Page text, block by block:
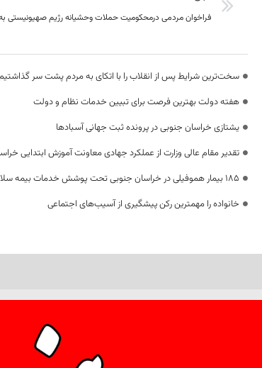
سخت‌ترین شرایط پس از انقلاب را با اتکای به مردم پشت سر
هفته دولت بهترین فرصت برای تبیین خدمات نظام و دولت
یشتازی خراسان جنوبی در پرونده ثبت جهانی آسبادها
تقدیر مقام عالی وزارت از عملکرد جهادی معاونت آموزش ابتدایی خراسان جنوبی/ ۴۶۰۰ دانش‌آموز
۱۸۵ بیمار هموفیلی در خراسان جنوبی تحت پوشش خدمات بیمه سلامت قرار دارند
خانواده را مهمترین رکن پیشگیری از آسیب‌های اجتماعی